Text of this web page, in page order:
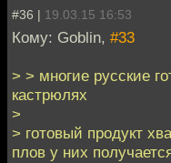
#36 | 19.03.15 16:53
Кому: Goblin, #33
> > многие русские
кастрюлях
>
> готовый продукт
плов у них